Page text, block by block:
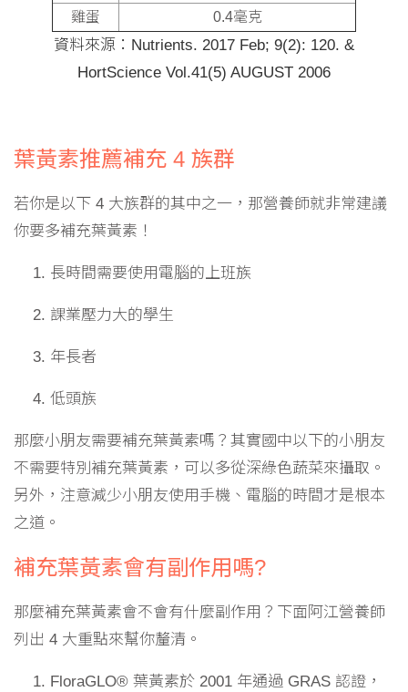
雞蛋 0.4毫克
資料來源：Nutrients. 2017 Feb; 9(2): 120. &
HortScience Vol.41(5) AUGUST 2006
葉黃素推薦補充 4 族群
若你是以下 4 大族群的其中之一，那營養師就非常建議
你要多補充葉黃素！
長時間需要使用電腦的上班族
課業壓力大的學生
年長者
低頭族
那麼小朋友需要補充葉黃素嗎？其實國中以下的小朋友
不需要特別補充葉黃素，可以多從深綠色蔬菜來攝取。
另外，注意減少小朋友使用手機、電腦的時間才是根本
之道。
補充葉黃素會有副作用嗎?
那麼補充葉黃素會不會有什麼副作用？下面阿江營養師
列出 4 大重點來幫你釐清。
FloraGLO® 葉黃素於 2001 年通過 GRAS 認證，